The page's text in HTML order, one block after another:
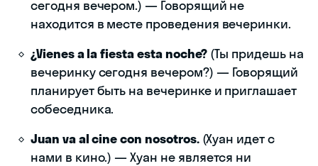
сегодня вечером.) — Говорящий не
находится в месте проведения вечеринки.
¿Vienes a la fiesta esta noche? (Ты придешь на
вечеринку сегодня вечером?) — Говорящий
планирует быть на вечеринке и приглашает
собеседника.
Juan va al cine con nosotros.(Хуан идет с
нами в кино.) — Хуан не является ни